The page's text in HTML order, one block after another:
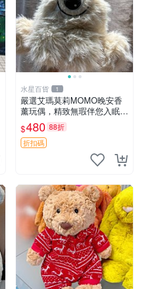
水星百貨 1
嚴選艾瑪莫莉MOMO晚安香
薰玩偶，精致無瑕伴您入眠
晚安精靈 香薰玩具 玩偶收藏
$480 88折
折扣碼